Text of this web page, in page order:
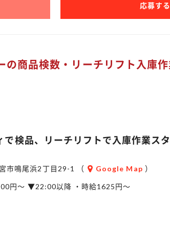
応募す
商品検数・リーチリフト入庫
で検品、リーチリフトで入庫作業ス
市鳴尾浜2丁目29-1 （ Google Map ）
円～ ▼22:00以降 ・時給1625円～